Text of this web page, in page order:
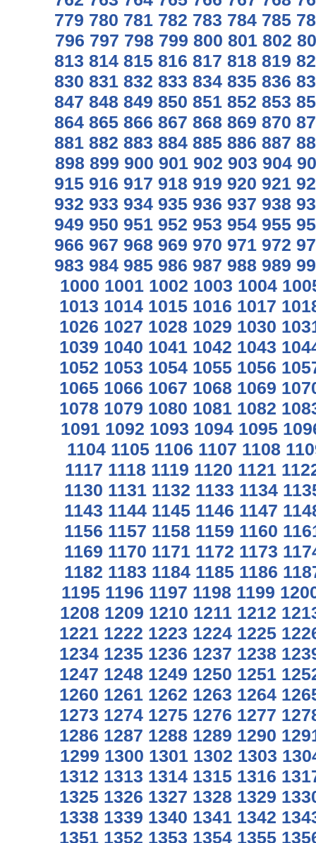
779 780 781 782 783 784 785
796 797 798 799 800 801 802
813 814 815 816 817 818 819
830 831 832 833 834 835 836
847 848 849 850 851 852 853
864 865 866 867 868 869 870
881 882 883 884 885 886 887
898 899 900 901 902 903 904
915 916 917 918 919 920 921
932 933 934 935 936 937 938
949 950 951 952 953 954 955
966 967 968 969 970 971 972
983 984 985 986 987 988 989
1000 1001 1002 1003 1004
1013 1014 1015 1016 1017
1026 1027 1028 1029 1030
1039 1040 1041 1042 1043
1052 1053 1054 1055 1056
1065 1066 1067 1068 1069
1078 1079 1080 1081 1082
1091 1092 1093 1094 1095
1104 1105 1106 1107 1108
1117 1118 1119 1120 1121
1130 1131 1132 1133 1134
1143 1144 1145 1146 1147
1156 1157 1158 1159 1160
1169 1170 1171 1172 1173
1182 1183 1184 1185 1186
1195 1196 1197 1198 1199
1208 1209 1210 1211 1212
1221 1222 1223 1224 1225
1234 1235 1236 1237 1238
1247 1248 1249 1250 1251
1260 1261 1262 1263 1264
1273 1274 1275 1276 1277
1286 1287 1288 1289 1290
1299 1300 1301 1302 1303
1312 1313 1314 1315 1316
1325 1326 1327 1328 1329
1338 1339 1340 1341 1342
1351 1352 1353 1354 1355